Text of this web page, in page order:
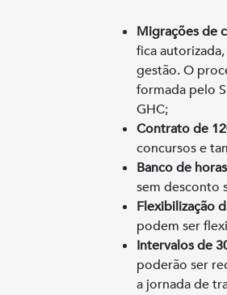
Migrações de
fica
gestão. O
formada pelo
GHC;
Contrato de
concursos e
Banco de
sem desconto
Flexibilização
podem ser
Intervalos de
poderão ser
a jornada de